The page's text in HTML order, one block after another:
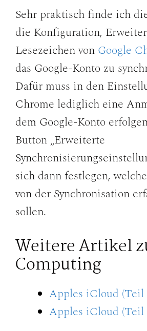
Sehr praktisch finde ich
die Konfiguration,
Lesezeichen von Google
das Google-Konto zu
Dafür muss in den
Chrome lediglich eine
dem Google-Konto
Button „Erweiterte
sich dann festlegen,
von der Synchronisation
sollen.
Weitere Artikel
Computing
Apples iCloud (Teil
Apples iCloud (Teil